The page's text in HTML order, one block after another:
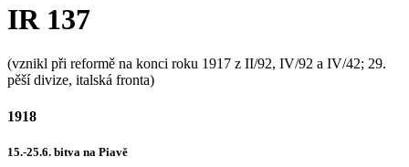
IR 137
(vznikl při reformě na konci roku 1917 z II/92, IV/92 a IV/42; 29.
pěší divize, italská fronta)
1918
15.-25.6. bitva na Piavě